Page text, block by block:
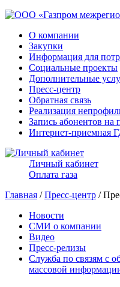
О компании
Закупки
Информация для
Социальные проекты
Дополнительные
Пресс-центр
Обратная связь
Реализация
Запись абонентов на
Интернет-приемная
Личный кабинет
Оплата газа
Главная /Пресс-центр /
Новости
СМИ о компании
Видео
Пресс-релизы
Служба по связям с
массовой